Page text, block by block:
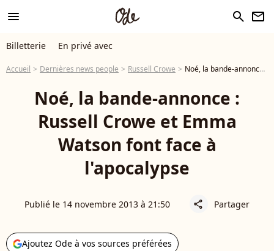
menu search newsletter
Billetterie En privé avec
Accueil Dernières news people Russell Crowe Noé, la bande-annonce : Russell Crowe et Emma Watson font face à l'apocalypse
Noé, la bande-annonce :
Russell Crowe et Emma
Watson font face à
l'apocalypse
Publié le 14 novembre 2013 à 21:50 share Partager
Ajoutez Ode à vos sources préférées